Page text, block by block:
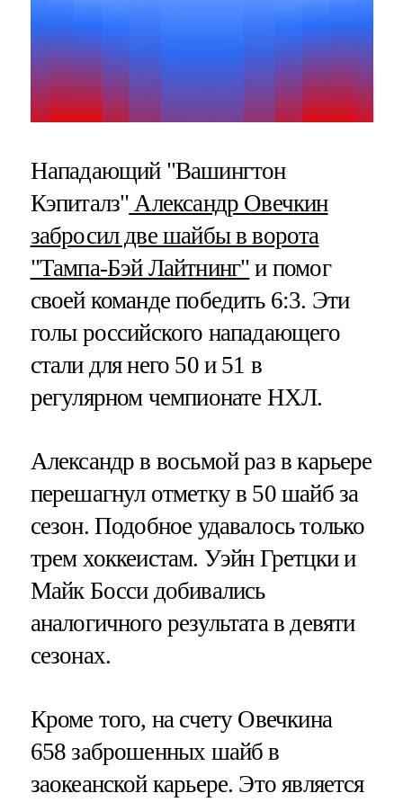
Нападающий "Вашингтон
Кэпиталз" Александр Овечкин
забросил две шайбы в ворота
"Тампа-Бэй Лайтнинг" и помог
своей команде победить 6:3. Эти
голы российского нападающего
стали для него 50 и 51 в
регулярном чемпионате НХЛ.
Александр в восьмой раз в карьере
перешагнул отметку в 50 шайб за
сезон. Подобное удавалось только
трем хоккеистам. Уэйн Гретцки и
Майк Босси добивались
аналогичного результата в девяти
сезонах.
Кроме того, на счету Овечкина
658 заброшенных шайб в
заокеанской карьере. Это является